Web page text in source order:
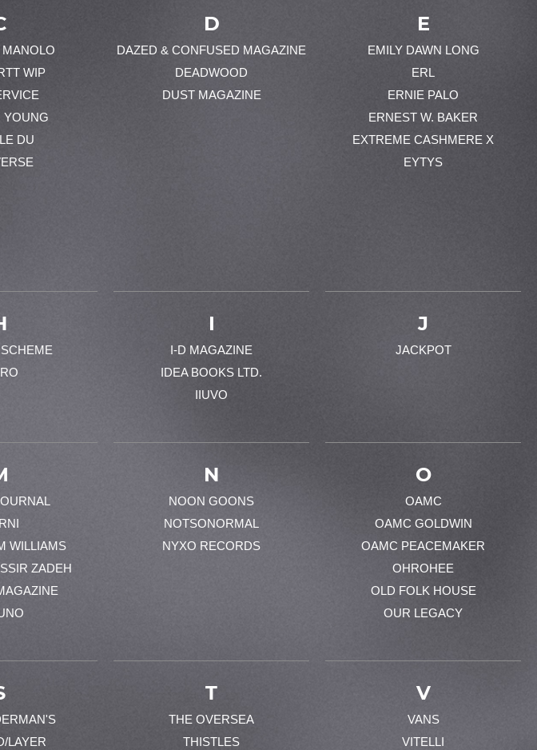
WIP
YOUNG
DU
D
DAZED & CONFUSED MAGAZINE
DEADWOOD
DUST MAGAZINE
E
EMILY DAWN LONG
ERL
ERNIE PALO
ERNEST W. BAKER
EXTREME CASHMERE X
EYTYS
I
I-D MAGAZINE
IDEA BOOKS LTD.
IIUVO
J
JACKPOT
WILLIAMS
ZADEH
N
NOON GOONS
NOTSONORMAL
NYXO RECORDS
O
OAMC
OAMC GOLDWIN
OAMC PEACEMAKER
OHROHEE
OLD FOLK HOUSE
OUR LEGACY
LAYER
T
THE OVERSEA
THISTLES
V
VANS
VITELLI